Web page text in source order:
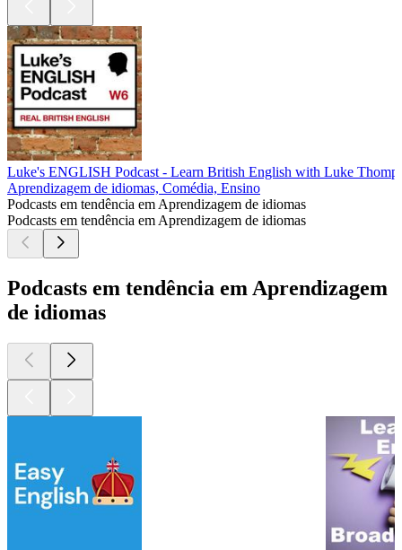
Luke's ENGLISH Podcast - Learn British English with Luke
Aprendizagem de idiomas, Comédia, Ensino
Podcasts em tendência em Aprendizagem de idiomas
Podcasts em tendência em Aprendizagem de idiomas
Podcasts em tendência em Aprendizagem
de idiomas